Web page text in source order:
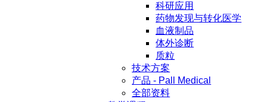
科研应用
药物发现与转化医学
血液制品
体外诊断
质粒
技术方案
产品 - Pall Medical
全部资料